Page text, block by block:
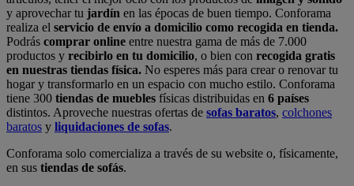
y aprovechar tu jardín en las épocas de buen tiempo. Conforama
realiza el servicio de envío a domicilio como recogida en tienda.
Podrás comprar online entre nuestra gama de más de 7.000
productos y recibirlo en tu domicilio, o bien con recogida gratis
en nuestras tiendas física. No esperes más para crear o renovar tu
hogar y transformarlo en un espacio con mucho estilo. Conforama
tiene 300 tiendas de muebles físicas distribuidas en 6 países
distintos. Aproveche nuestras ofertas de sofas baratos, colchones
baratos y liquidaciones de sofas.
Conforama solo comercializa a través de su website o, físicamente,
en sus tiendas de sofás.